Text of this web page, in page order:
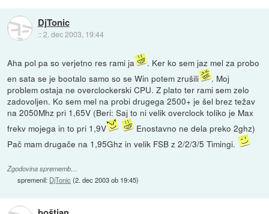
DjTonic
::2. dec 2003, 19:44
Aha pol pa so verjetno res rami ja
. Ker ko sem jaz mel za probo
en sata se je bootalo samo so se Win potem zrušili
. Moj
problem ostaja ne overclockerski CPU. Z plato ter rami sem zelo
zadovoljen. Ko sem mel na probi drugega 2500+ je šel brez težav
na 2050Mhz pri 1,65V (Beri: Saj to ni velik overclock toliko je Max
frekv mojega in to pri 1,9V
Enostavno ne dela preko 2ghz)
Pač mam drugače na 1,95Ghz in velik FSB z 2/2/3/5 Timingi.
Zgodovina sprememb…
spremenil: DjTonic (2. dec 2003 ob 19:45)